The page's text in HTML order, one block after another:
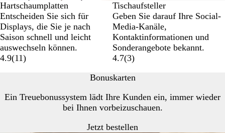
Hartschaumplatten
Entscheiden Sie sich für
Displays, die Sie je nach
Saison schnell und leicht
auswechseln können.
4.9(11)
Tischaufsteller
Geben Sie darauf Ihre Social-
Media-Kanäle,
Kontaktinformationen und
Sonderangebote bekannt.
4.7(3)
Bonuskarten
Ein Treuebonussystem lädt Ihre Kunden ein, immer wieder
bei Ihnen vorbeizuschauen.
Jetzt bestellen